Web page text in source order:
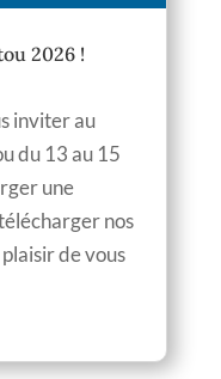
2026 !
inviter au
du 13 au 15
une
nos
de vous